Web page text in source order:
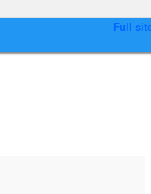
Full